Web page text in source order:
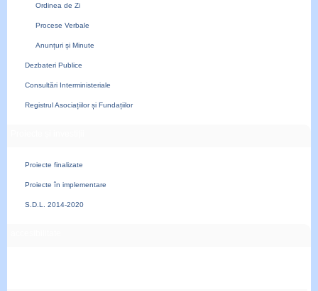
Ordinea de Zi
Procese Verbale
Anunțuri și Minute
Dezbateri Publice
Consultări Interministeriale
Registrul Asociațiilor și Fundațiilor
Proiecte finalizate
Proiecte în implementare
S.D.L. 2014-2020